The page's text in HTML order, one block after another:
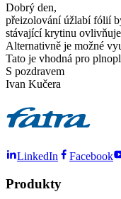
Dobrý den,
přeizolování úžlabí fólií
stávající krytinu
Alternativně je možné
Tato je vhodná pro
S pozdravem
Ivan Kučera
LinkedIn Facebook
Produkty